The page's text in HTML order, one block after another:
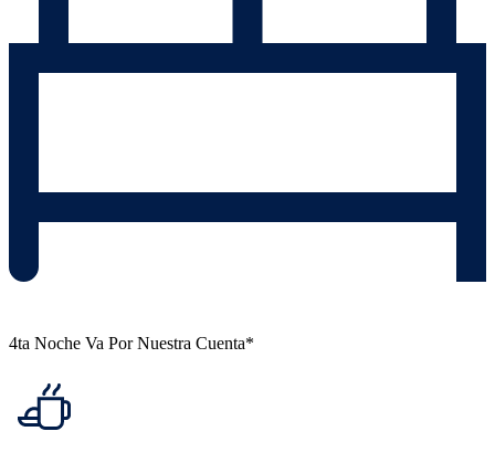
4ta Noche Va Por Nuestra Cuenta*